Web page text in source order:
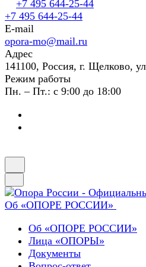
+7 495 644-25-44
+7 495 644-25-44
E-mail
opora-mo@mail.ru
Адрес
141100, Россия, г. Щелково,
Режим работы
Пн. – Пт.: с 9:00 до 18:00
Об «ОПОРЕ РОССИИ»
Об «ОПОРЕ РОССИИ»
Лица «ОПОРЫ»
Документы